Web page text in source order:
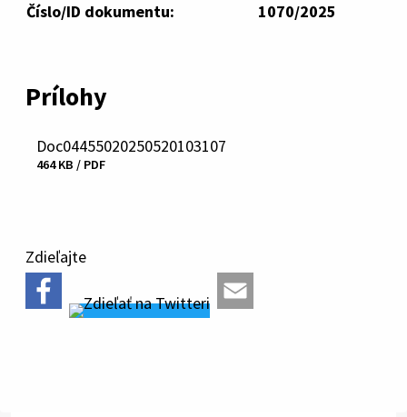
Číslo/ID dokumentu: 1070/2025
Prílohy
Stiahnuť
Doc04455020250520103107
464 KB / PDF
Zdieľajte